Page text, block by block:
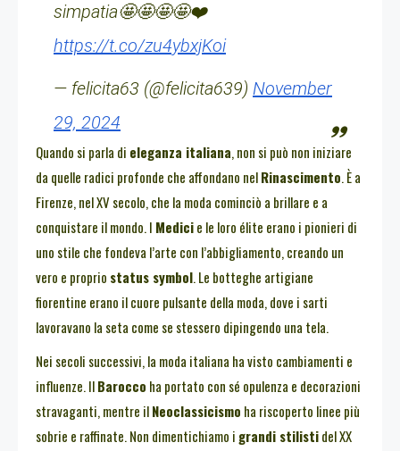
simpatia🤩🤩🤩🤩❤️
https://t.co/zu4ybxjKoi
— felicita63 (@felicita639) November
29, 2024
Quando si parla di eleganza italiana, non si può non iniziare
da quelle radici profonde che affondano nelRinascimento. È a
Firenze, nel XV secolo, che la moda cominciò a brillare e a
conquistare il mondo. I Medicie le loro élite erano i pionieri di
uno stile che fondeva l’arte con l’abbigliamento, creando un
vero e proprio status symbol. Le botteghe artigiane
fiorentine erano il cuore pulsante della moda, dove i sarti
lavoravano la seta come se stessero dipingendo una tela.
Nei secoli successivi, la moda italiana ha visto cambiamenti e
influenze. IlBarocco ha portato con sé opulenza e decorazioni
stravaganti, mentre ilNeoclassicismo ha riscoperto linee più
sobrie e raffinate. Non dimentichiamo i grandi stilistidel XX